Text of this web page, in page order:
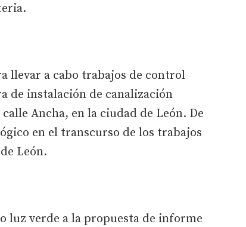
llevar a cabo trabajos de control
de instalación de canalización
Ancha, en la ciudad de León. De
en el transcurso de los trabajos
León.
luz verde a la propuesta de informe